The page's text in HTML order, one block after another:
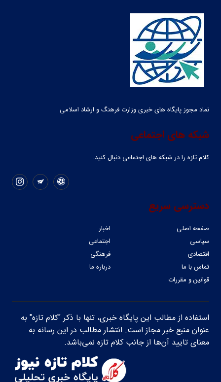
نماد مجوز پایگاه های خبری وزارت فرهنگ و ارشاد اسلامی
شبکه های اجتماعی
کلام تازه را در شبکه ‌های اجتماعی دنبال کنید.
دسترسی سریع
صفحه اصلی
اخبار
سیاسی
اجتماعی
اقتصادی
فرهنگی
تماس با ما
درباره ما
قوانین و مقررات
استفاده از مطالب این پایگاه خبری، تنها با ذکر "کلام تازه" به
عنوان منبع خبر مجاز است. انتشار مطالب در این رسانه به
معنای تایید آن‌ها از جانب کلام تازه نمی‌باشد.